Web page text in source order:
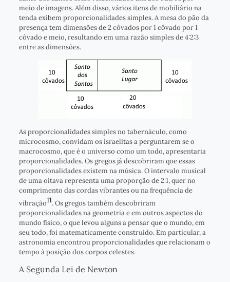
meio de imagens. Além disso, vários itens de mobiliário na
tenda exibem proporcionalidades simples. A mesa do pão da
presença tem dimensões de 2 côvados por 1 côvado por 1
côvado e meio, resultando em uma razão simples de 4:2:3
entre as dimensões.
As proporcionalidades simples no tabernáculo, como
microcosmo, convidam os israelitas a perguntarem se o
macrocosmo, que é o universo como um todo, apresentaria
proporcionalidades. Os gregos já descobriram que essas
proporcionalidades existem na música. O intervalo musical
de uma oitava representa uma proporção de 2:1, quer no
comprimento das cordas vibrantes ou na frequência de
vibração11. Os gregos também descobriram
proporcionalidades na geometria e em outros aspectos do
mundo físico, o que levou alguns a pensar que o mundo, em
seu todo, foi matematicamente construído. Em particular, a
astronomia encontrou proporcionalidades que relacionam o
tempo à posição dos corpos celestes.
A Segunda Lei de Newton